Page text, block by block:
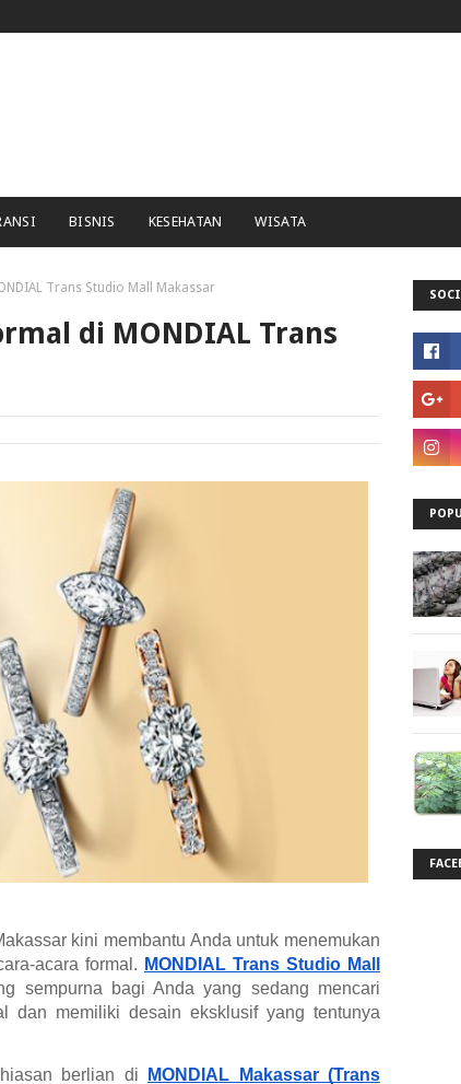
BISNIS KESEHATAN WISATA
Trans Studio Mall Makassar
di MONDIAL Trans
kini membantu Anda untuk menemukan
acara formal. MONDIAL Trans Studio Mall
sempurna bagi Anda yang sedang mencari
dan memiliki desain eksklusif yang tentunya
berlian di
MONDIAL Makassar (Trans